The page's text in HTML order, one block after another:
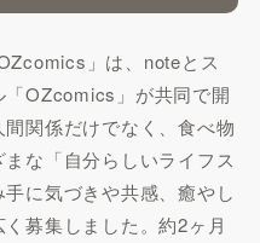
」は、noteとス
OZcomics」が共同で開
関係だけでなく、食べ物
な「自分らしいライフス
に気づきや共感、癒やし
募集しました。約2ヶ月